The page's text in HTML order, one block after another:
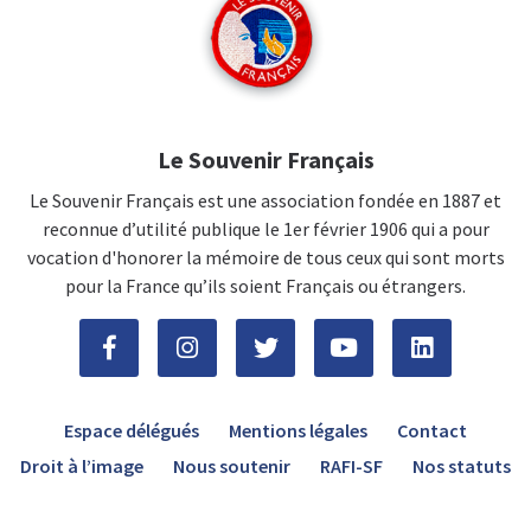
Le Souvenir Français
Le Souvenir Français est une association fondée en 1887 et
reconnue d’utilité publique le 1er février 1906 qui a pour
vocation d'honorer la mémoire de tous ceux qui sont morts
pour la France qu’ils soient Français ou étrangers.
Espace délégués Mentions légales
Contact
Droit à l’image
Nous soutenir RAFI-SF Nos statuts